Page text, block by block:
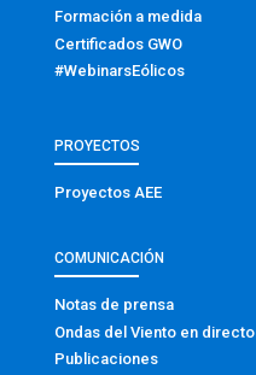
Formación a medida
Certificados GWO
#WebinarsEólicos
PROYECTOS
Proyectos AEE
COMUNICACIÓN
Notas de prensa
Ondas del Viento en directo
Publicaciones